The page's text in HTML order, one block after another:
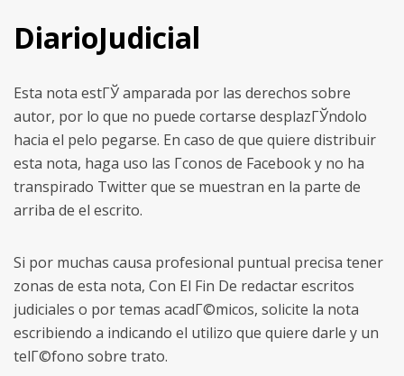
DiarioJudicial
Esta nota estГЎ amparada por las derechos sobre
autor, por lo que no puede cortarse desplazГЎndolo
hacia el pelo pegarse. En caso de que quiere distribuir
esta nota, haga uso las Г­conos de Facebook y no ha
transpirado Twitter que se muestran en la parte de
arriba de el escrito.
Si por muchas causa profesional puntual precisa tener
zonas de esta nota, Con El Fin De redactar escritos
judiciales o por temas acadГ©micos, solicite la nota
escribiendo a indicando el utilizo que quiere darle y un
telГ©fono sobre trato.